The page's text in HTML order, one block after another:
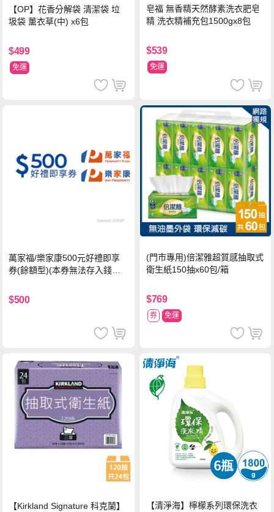
【OP】花香分解袋 清潔袋 垃
圾袋 薰衣草(中) x6包
$499
免運
皂福 無香精天然酵素洗衣肥皂
精 洗衣精補充包1500gx8包
$539
免運
萬家福/樂家康500元好禮即享
券(餘額型)(本券無法存入錢包
$500
(門市專用)倍潔雅超質感抽取式
衛生紙150抽x60包/箱
$769
券 免運
【Kirkland Signature 科克蘭】 【清淨海】檸檬系列環保洗衣